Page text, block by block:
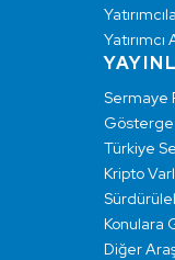
Yatırımcı
Sermaye
Gösterge
Türkiye
Kripto
Konulara
Diğer